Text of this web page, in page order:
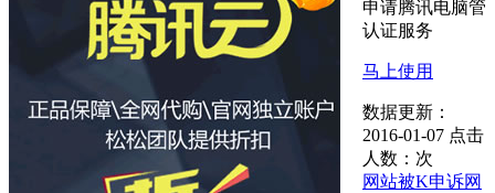
申请腾讯电脑管
认证服务
马上使用
数据更新：
2016-01-07 点击
人数： 次
网站被K申诉网